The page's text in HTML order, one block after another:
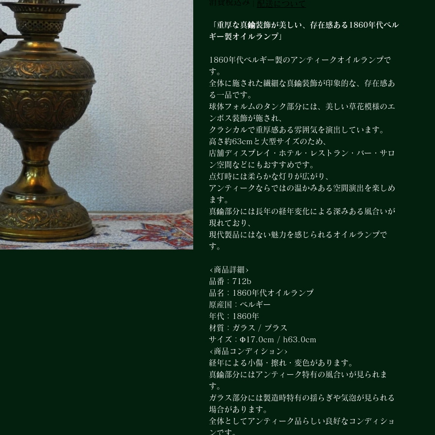
格 配送について
「重厚な真鍮装飾が美しい、存在感ある1860年代ベル
ギー製オイルランプ」
1860年代ベルギー製のアンティークオイルランプで
す。
全体に施された繊細な真鍮装飾が印象的な、存在感あ
る一品です。
球体フォルムのタンク部分には、美しい草花模様のエ
ンボス装飾が施され、
クラシカルで重厚感ある雰囲気を演出しています。
高さ約63cmと大型サイズのため、
店舗ディスプレイ・ホテル・レストラン・バー・サロ
ン空間などにもおすすめです。
点灯時には柔らかな灯りが広がり、
アンティークならではの温かみある空間演出を楽しめ
ます。
真鍮部分には長年の経年変化による深みある風合いが
現れており、
現代製品にはない魅力を感じられるオイルランプで
す。
<商品詳細>
品番：712b
品名：1860年代オイルランプ
原産国：ベルギー
年代：1860年
材質：ガラス / ブラス
サイズ：Φ17.0cm / h63.0cm
<商品コンディション>
経年による小傷・擦れ・変色があります。
真鍮部分にはアンティーク特有の風合いが見られま
す。
ガラス部分には製造時特有の揺らぎや気泡が見られる
場合があります。
全体としてアンティーク品らしい良好なコンディショ
ンです。